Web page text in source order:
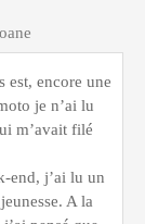
est, encore une
je n’ai lu
m’avait filé
end, j’ai lu un
A la